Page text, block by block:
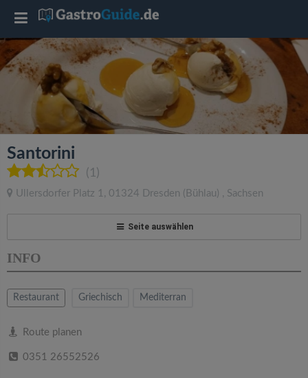
Santorini
(1)
Ullersdorfer Platz 1 , 01324 Dresden (Bühlau) , Sachsen
Seite auswählen
INFO
Restaurant Griechisch Mediterran
Route planen
0351 26552526
T
l
e
a
v